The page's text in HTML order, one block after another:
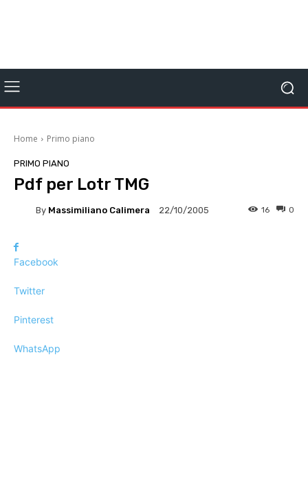
Home Primo piano
PRIMO PIANO
Pdf per Lotr TMG
By Massimiliano Calimera 22/10/2005 0
16
Facebook
Twitter
Pinterest
WhatsApp